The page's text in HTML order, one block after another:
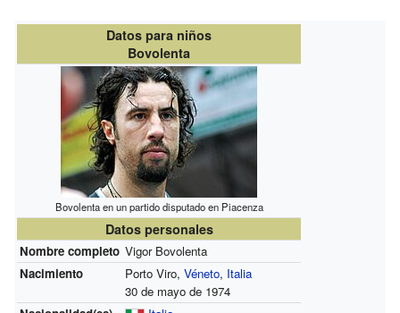
Datos para niños
Bovolenta
Bovolenta en un partido disputado en Piacenza
Datos personales
Nombre completo Vigor Bovolenta
Nacimiento
Porto Viro, Véneto, Italia
30 de mayo de 1974